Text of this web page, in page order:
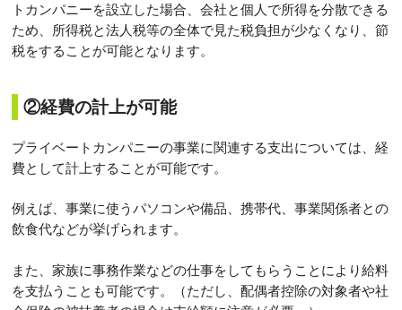
トカンパニーを設立した場合、会社と個人で所得を分散できる
ため、所得税と法人税等の全体で見た税負担が少なくなり、節
税をすることが可能となります。
②経費の計上が可能
プライベートカンパニーの事業に関連する支出については、経
費として計上することが可能です。
例えば、事業に使うパソコンや備品、携帯代、事業関係者との
飲食代などが挙げられます。
また、家族に事務作業などの仕事をしてもらうことにより給料
を支払うことも可能です。（ただし、配偶者控除の対象者や社